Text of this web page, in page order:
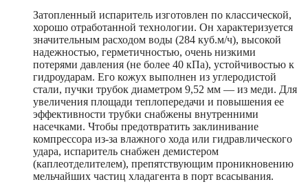
Затопленный испаритель изготовлен по классической,
хорошо отработанной технологии. Он характеризуется
значительным расходом воды (284 куб.м/ч), высокой
надежностью, герметичностью, очень низкими
потерями давления (не более 40 кПа), устойчивостью к
гидроударам. Его кожух выполнен из углеродистой
стали, пучки трубок диаметром 9,52 мм — из меди. Для
увеличения площади теплопередачи и повышения ее
эффективности трубки снабжены внутренними
насечками. Чтобы предотвратить заклинивание
компрессора из-за влажного хода или гидравлического
удара, испаритель снабжен демистером
(каплеотделителем), препятствующим проникновению
мельчайших частиц хладагента в порт всасывания.